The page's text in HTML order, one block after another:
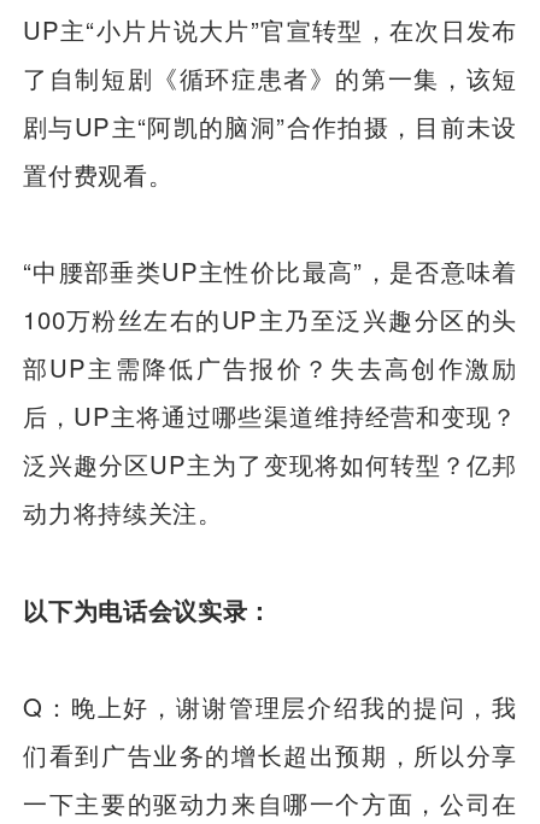
UP主“小片片说大片”官宣转型，在次日发布
了自制短剧《循环症患者》的第一集，该短
剧与UP主“阿凯的脑洞”合作拍摄，目前未设
置付费观看。
“中腰部垂类UP主性价比最高”，是否意味着
100万粉丝左右的UP主乃至泛兴趣分区的头
部UP主需降低广告报价？失去高创作激励
后，UP主将通过哪些渠道维持经营和变现？
泛兴趣分区UP主为了变现将如何转型？亿邦
动力将持续关注。
以下为电话会议实录：
Q：晚上好，谢谢管理层介绍我的提问，我
们看到广告业务的增长超出预期，所以分享
一下主要的驱动力来自哪一个方面，公司在